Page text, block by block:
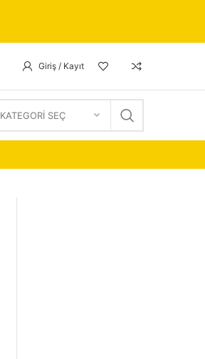
Giriş / Kayıt
KATEGORI SEÇ